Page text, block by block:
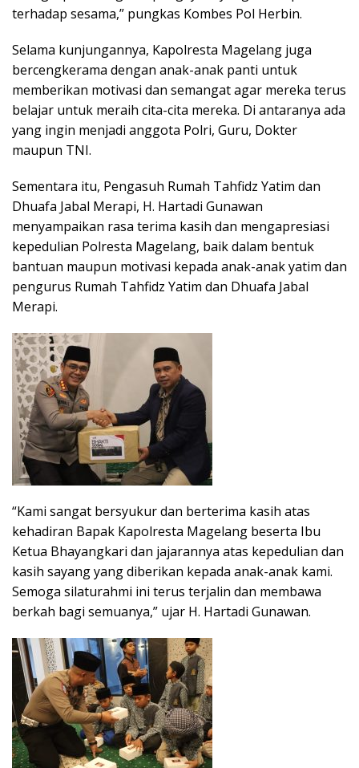
terhadap sesama,” pungkas Kombes Pol Herbin.
Selama kunjungannya, Kapolresta Magelang juga
bercengkerama dengan anak-anak panti untuk
memberikan motivasi dan semangat agar mereka terus
belajar untuk meraih cita-cita mereka. Di antaranya ada
yang ingin menjadi anggota Polri, Guru, Dokter
maupun TNI.
Sementara itu, Pengasuh Rumah Tahfidz Yatim dan
Dhuafa Jabal Merapi, H. Hartadi Gunawan
menyampaikan rasa terima kasih dan mengapresiasi
kepedulian Polresta Magelang, baik dalam bentuk
bantuan maupun motivasi kepada anak-anak yatim dan
pengurus Rumah Tahfidz Yatim dan Dhuafa Jabal
Merapi.
“Kami sangat bersyukur dan berterima kasih atas
kehadiran Bapak Kapolresta Magelang beserta Ibu
Ketua Bhayangkari dan jajarannya atas kepedulian dan
kasih sayang yang diberikan kepada anak-anak kami.
Semoga silaturahmi ini terus terjalin dan membawa
berkah bagi semuanya,” ujar H. Hartadi Gunawan.